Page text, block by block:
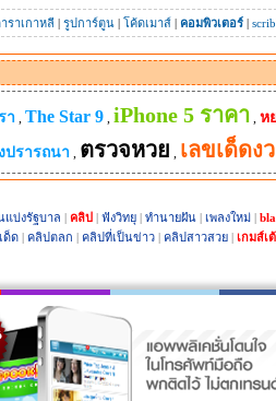
ราเกาหลี | รูปการ์ตูน| โค้ดเมาส์| คอมพิวเตอร์|
า , The Star 9, iPhone 5 ราคา , ห
ปรารถนา , ตรวจหวย , เลขเด็ดง
แบ่งรัฐบาล | คลิป | ฟังวิทยุ| ทำนายฝัน| เพลงใหม่|
ด็ด | คลิปตลก | คลิปที่เป็นข่าว | คลิปสาวสวย | เกมส์เ
ทวิตเตอร์ กล